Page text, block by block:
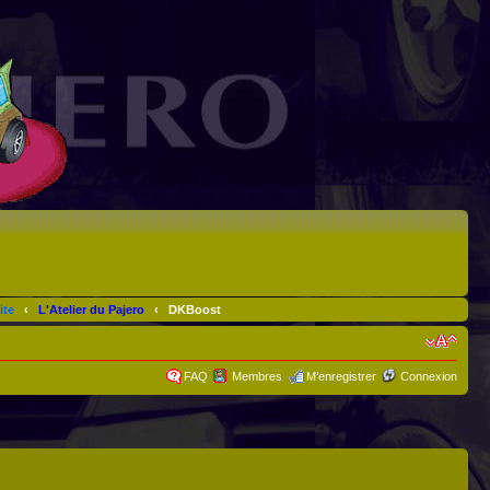
‹ L'Atelier du Pajero ‹ DKBoost
FAQ Membres M’enregistrer Connexion